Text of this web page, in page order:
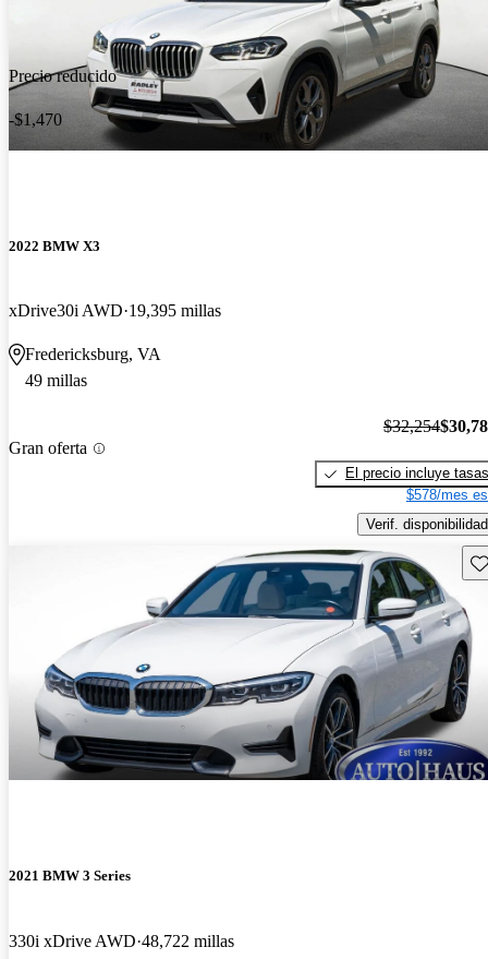
Precio reducido
-$1,470
2022 BMW X3
xDrive30i AWD 19,395 millas
Fredericksburg, VA
49 millas
Gran oferta
$32,254
El precio incluye tasas
$578/mes
Verif. disponibilidad
2021 BMW 3 Series
330i xDrive AWD 48,722 millas